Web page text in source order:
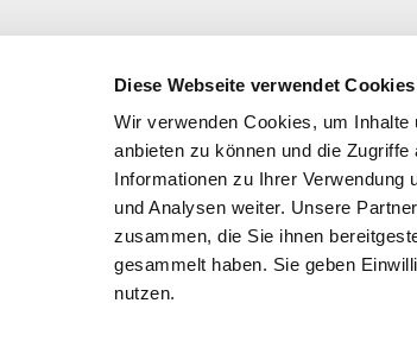
Diese Webseite verwendet Cookies
Wir verwenden Cookies, um
anbieten zu können und die
Informationen zu Ihrer Verwendung
und Analysen weiter. Unsere
zusammen, die Sie ihnen
gesammelt haben. Sie geben
nutzen.
für Gesundheits- und